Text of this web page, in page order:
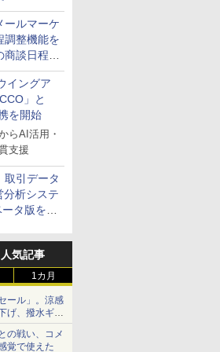
サービス」
ールマーケ
調整機能を
談日程調
イングア
」と
を開始
らAI活用・
支援
取引データ
分析システ
タ版を提
気記事
1カ月
ール」。涼感
げ、撥水ギア
の戦い、コメ
覚で使えた